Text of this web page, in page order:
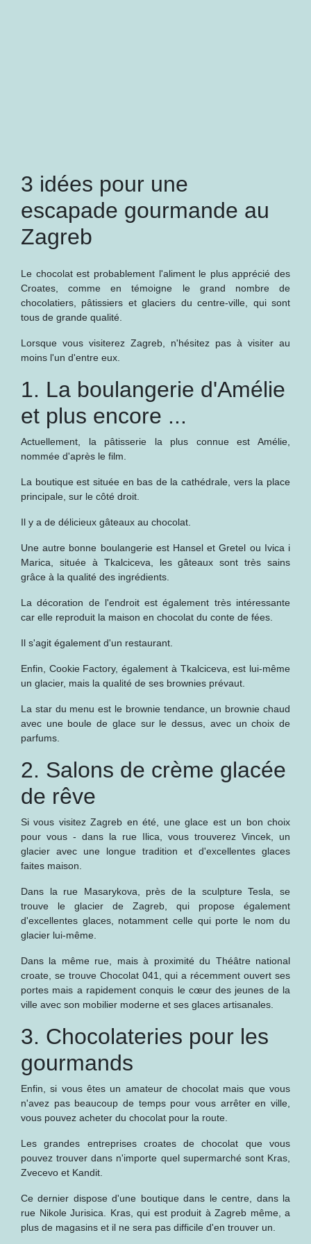
3 idées pour une
escapade gourmande au
Zagreb
Le chocolat est probablement l'aliment le plus apprécié des
Croates, comme en témoigne le grand nombre de
chocolatiers, pâtissiers et glaciers du centre-ville, qui sont
tous de grande qualité.
Lorsque vous visiterez Zagreb, n'hésitez pas à visiter au
moins l'un d'entre eux.
1. La boulangerie d'Amélie
et plus encore ...
Actuellement, la pâtisserie la plus connue est Amélie,
nommée d'après le film.
La boutique est située en bas de la cathédrale, vers la place
principale, sur le côté droit.
Il y a de délicieux gâteaux au chocolat.
Une autre bonne boulangerie est Hansel et Gretel ou Ivica i
Marica, située à Tkalciceva, les gâteaux sont très sains
grâce à la qualité des ingrédients.
La décoration de l'endroit est également très intéressante
car elle reproduit la maison en chocolat du conte de fées.
Il s'agit également d'un restaurant.
Enfin, Cookie Factory, également à Tkalciceva, est lui-même
un glacier, mais la qualité de ses brownies prévaut.
La star du menu est le brownie tendance, un brownie chaud
avec une boule de glace sur le dessus, avec un choix de
parfums.
2. Salons de crème glacée
de rêve
Si vous visitez Zagreb en été, une glace est un bon choix
pour vous - dans la rue Ilica, vous trouverez Vincek, un
glacier avec une longue tradition et d'excellentes glaces
faites maison.
Dans la rue Masarykova, près de la sculpture Tesla, se
trouve le glacier de Zagreb, qui propose également
d'excellentes glaces, notamment celle qui porte le nom du
glacier lui-même.
Dans la même rue, mais à proximité du Théâtre national
croate, se trouve Chocolat 041, qui a récemment ouvert ses
portes mais a rapidement conquis le cœur des jeunes de la
ville avec son mobilier moderne et ses glaces artisanales.
3. Chocolateries pour les
gourmands
Enfin, si vous êtes un amateur de chocolat mais que vous
n'avez pas beaucoup de temps pour vous arrêter en ville,
vous pouvez acheter du chocolat pour la route.
Les grandes entreprises croates de chocolat que vous
pouvez trouver dans n'importe quel supermarché sont Kras,
Zvecevo et Kandit.
Ce dernier dispose d'une boutique dans le centre, dans la
rue Nikole Jurisica. Kras, qui est produit à Zagreb même, a
plus de magasins et il ne sera pas difficile d'en trouver un.